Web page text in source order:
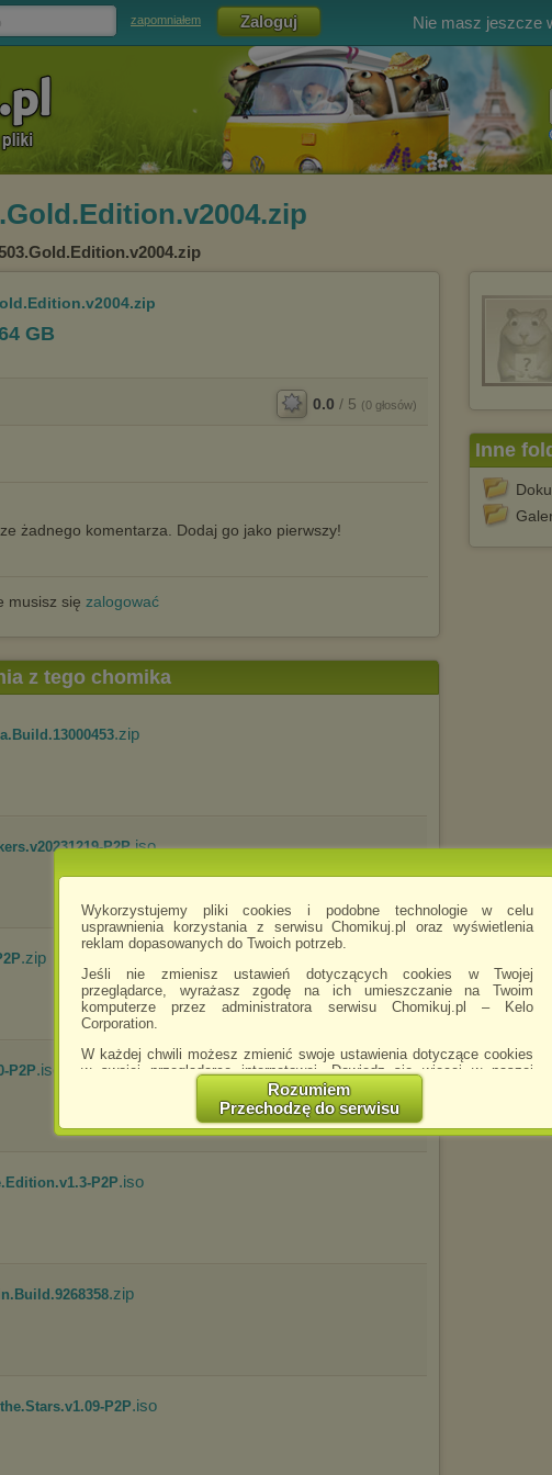
Wykorzystujemy pliki cookies i podobne technologie w celu
usprawnienia korzystania z serwisu Chomikuj.pl oraz wyświetlenia
reklam dopasowanych do Twoich potrzeb.
Jeśli nie zmienisz ustawień dotyczących cookies w Twojej
przeglądarce, wyrażasz zgodę na ich umieszczanie na Twoim
komputerze przez administratora serwisu Chomikuj.pl – Kelo
Corporation.
W każdej chwili możesz zmienić swoje ustawienia dotyczące cookies
w swojej przeglądarce internetowej. Dowiedz się więcej w naszej
http://chomikuj.pl/PolitykaPrywatnosci.aspx
Jednocześnie informujemy że zmiana ustawień przeglądarki może
spowodować ograniczenie korzystania ze strony Chomikuj.pl.
prosimy o opuszczenie serwisu chomikuj.pl.
będzie dopasowana do Twoich preferencji, a będzie to reklama
internetowej.
Rozumiem
Przechodzę do serwisu
zapomniałem Nie masz jeszcze
GB
0.0 / 5 (0 głosów)
żadnego komentarza. Dodaj go jako pierwszy!
musisz się zalogować
Inne
z tego chomika
.zip
P2P.iso
.zip
P2P.iso
P2P.iso
.zip
P2P.iso